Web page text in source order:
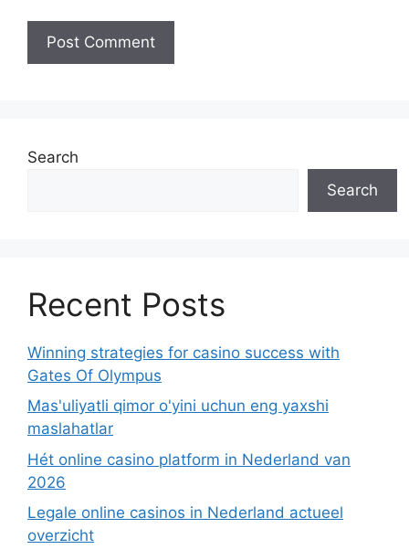
Search
Search
Recent Posts
Winning strategies for casino success with
Gates Of Olympus
Mas'uliyatli qimor o'yini uchun eng yaxshi
maslahatlar
Hét online casino platform in Nederland van
2026
Legale online casinos in Nederland actueel
overzicht